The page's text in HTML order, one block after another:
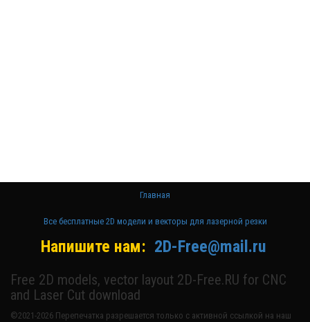
Главная
Все бесплатные 2D модели и векторы для лазерной резки
Напишите нам: 2D-Free@mail.ru
Free 2D models, vector layout 2D-Free.RU for CNC
and Laser Cut download
©2021-2026 Перепечатка разрешается только с активной ссылкой на наш